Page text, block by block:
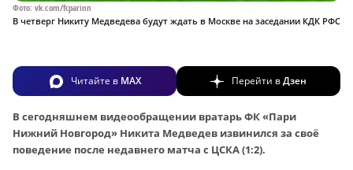
Фото: vk.com/fcparinn
В четверг Никиту Медведева будут ждать в Москве на заседании КДК РФС
Читайте в MAX Перейти вДзен
В сегодняшнем видеообращении вратарь ФК «Пари
Нижний Новгород» Никита Медведев извинился за своё
поведение после недавнего матча с ЦСКА (1:2).